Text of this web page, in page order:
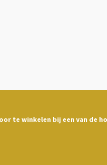
te winkelen bij een van de